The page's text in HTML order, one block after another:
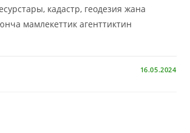
кадастр, геодезия жана
мамлекеттик агенттиктин
16.05.2024